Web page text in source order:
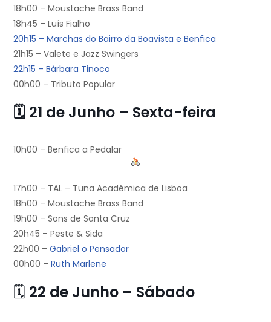
18h00 – Moustache Brass Band
18h45 – Luís Fialho
20h15 – Marchas do Bairro da Boavista e Benfica
21h15 – Valete e Jazz Swingers
22h15 – Bárbara Tinoco
00h00 – Tributo Popular
🗓 21 de Junho – Sexta-feira
10h00 – Benfica a Pedalar
17h00 – TAL – Tuna Académica de Lisboa
18h00 – Moustache Brass Band
19h00 – Sons de Santa Cruz
20h45 – Peste & Sida
22h00 – Gabriel o Pensador
00h00 – Ruth Marlene
🗓 22 de Junho – Sábado